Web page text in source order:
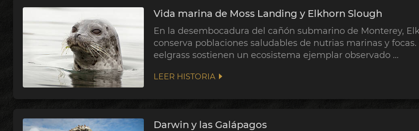
Vida marina de Moss Landing y Elkhorn Slough
En la desembocadura del cañón submarino de Monterey,
conserva poblaciones saludables de nutrias marinas y
eelgrass sostienen un ecosistema ejemplar observado ...
LEER HISTORIA
Darwin y las Galápagos